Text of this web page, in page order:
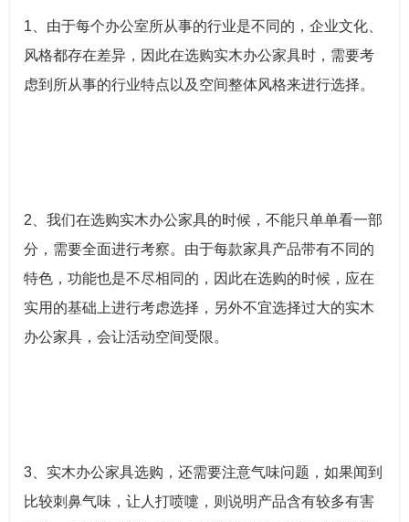
1、由于每个办公室所从事的行业是不同的，企业文化、
风格都存在差异，因此在选购实木办公家具时，需要考
虑到所从事的行业特点以及空间整体风格来进行选择。
2、我们在选购实木办公家具的时候，不能只单单看一部
分，需要全面进行考察。由于每款家具产品带有不同的
特色，功能也是不尽相同的，因此在选购的时候，应在
实用的基础上进行考虑选择，另外不宜选择过大的实木
办公家具，会让活动空间受限。
3、实木办公家具选购，还需要注意气味问题，如果闻到
比较刺鼻气味，让人打喷嚏，则说明产品含有较多有害